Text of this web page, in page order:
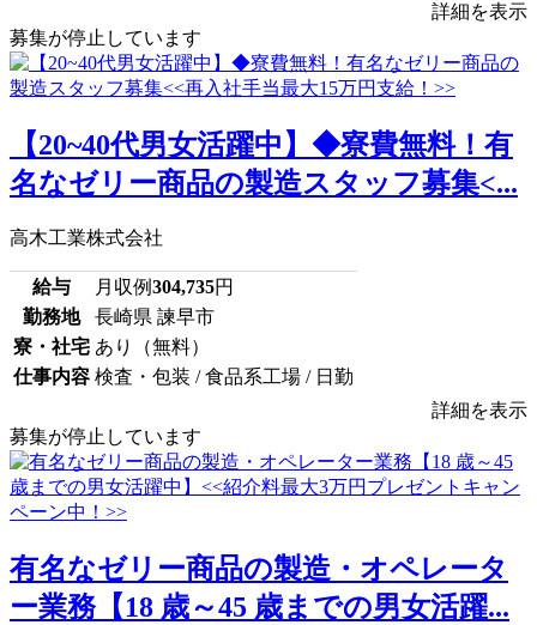
詳細を表示
募集が停止しています
【20~40代男女活躍中】◆寮費無料！有
名なゼリー商品の製造スタッフ募集<...
高木工業株式会社
給与 月収例304,735円
勤務地
長崎県 諫早市
寮・社宅 あり（無料）
仕事内容 検査・包装 / 食品系工場 / 日勤
詳細を表示
募集が停止しています
有名なゼリー商品の製造・オペレータ
ー業務【18 歳～45 歳までの男女活躍...